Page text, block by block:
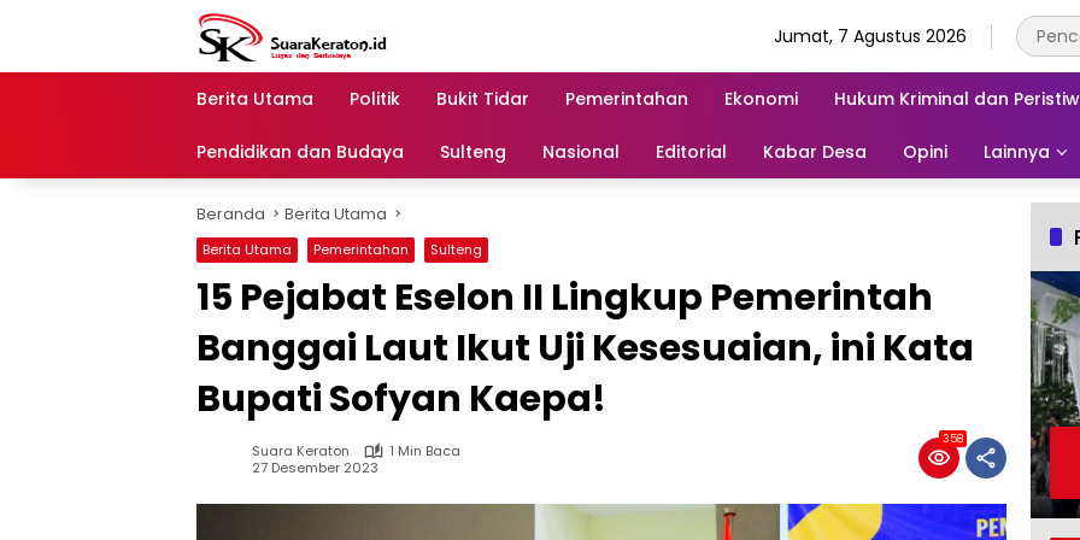
Jumat, 7 Agustus 2026
Berita Utama Politik Bukit Tidar Pemerintahan Ekonomi Hukum Kriminal dan
Pendidikan dan Budaya Sulteng Nasional Editorial Kabar Desa Opini Lainnya
Beranda Berita Utama
Berita Utama Pemerintahan Sulteng
15 Pejabat Eselon II Lingkup Pemerintah
Banggai Laut Ikut Uji Kesesuaian, ini Kata
Bupati Sofyan Kaepa!
Suara Keraton
1 Min Baca
27 Desember 2023
358